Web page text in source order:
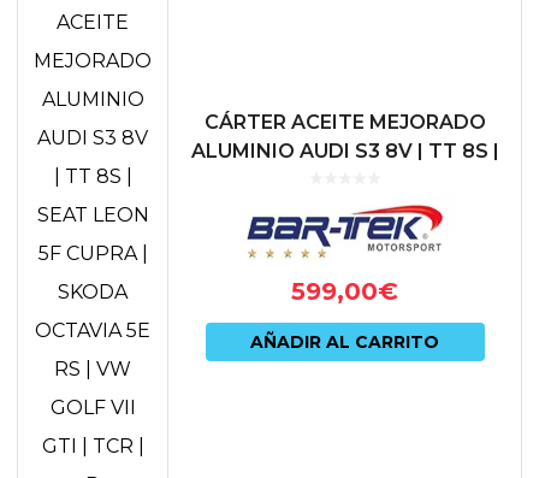
CÁRTER ACEITE MEJORADO
ALUMINIO AUDI S3 8V | TT 8S |
OCTAVIA 5E RS | VW GOLF VII
G...
599,00€
AÑADIR AL CARRITO